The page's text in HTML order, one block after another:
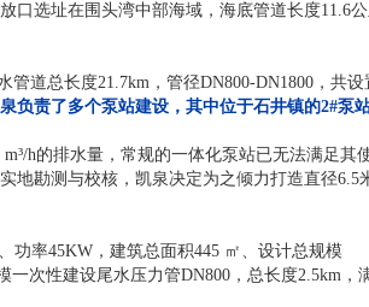
口选址在围头湾中部海域，海底管道长度11.6公
道总长度21.7km，管径DN800-DN1800，共设
负责了多个泵站建设，其中位于石井镇的2#泵
h的排水量，常规的一体化泵站已无法满足其
地勘测与校核，凯泉决定为之倾力打造直径6.5
功率45KW，建筑总面积445 ㎡、设计总规模
一次性建设尾水压力管DN800，总长度2.5km，